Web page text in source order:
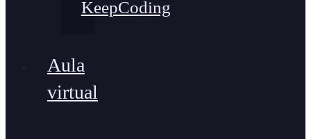
KeepCoding
Aula
virtual